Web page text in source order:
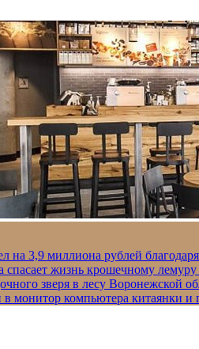
на 3,9 миллиона рублей
спасает жизнь крошечному
зверя в лесу Воронежской
монитор компьютера китаянки и